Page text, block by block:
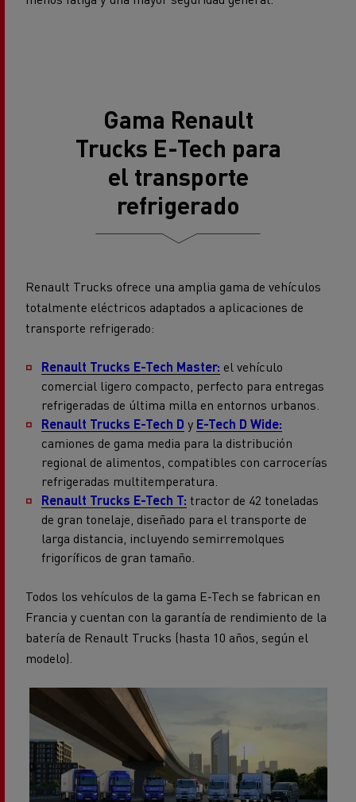
Gama Renault
Trucks E-Tech para
el transporte
refrigerado
Renault Trucks ofrece una amplia gama de vehículos
totalmente eléctricos adaptados a aplicaciones de
transporte refrigerado:
Renault Trucks E-Tech Master: el vehículo
comercial ligero compacto, perfecto para entregas
refrigeradas de última milla en entornos urbanos.
Renault Trucks E-Tech D y E-Tech D Wide:
camiones de gama media para la distribución
regional de alimentos, compatibles con carrocerías
refrigeradas multitemperatura.
Renault Trucks E-Tech T: tractor de 42 toneladas
de gran tonelaje, diseñado para el transporte de
larga distancia, incluyendo semirremolques
frigoríficos de gran tamaño.
Todos los vehículos de la gama E-Tech se fabrican en
Francia y cuentan con la garantía de rendimiento de la
batería de Renault Trucks (hasta 10 años, según el
modelo).